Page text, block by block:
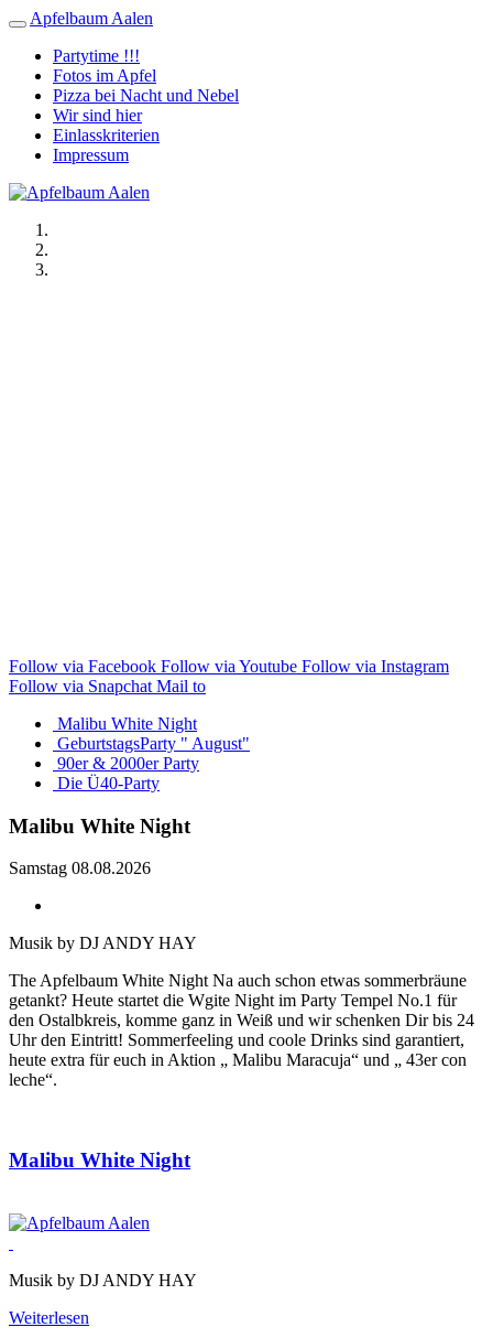
Apfelbaum Aalen
Partytime !!!
Fotos im Apfel
Pizza bei Nacht und Nebel
Wir sind hier
Einlasskriterien
Impressum
Follow via Facebook Follow via Youtube Follow via Instagram
Follow via Snapchat Mail to
Malibu White Night
GeburtstagsParty " August"
90er & 2000er Party
Die Ü40-Party
Malibu White Night
Samstag 08.08.2026
Musik by DJ ANDY HAY
The Apfelbaum White Night Na auch schon etwas sommerbräune
getankt? Heute startet die Wgite Night im Party Tempel No.1 für
den Ostalbkreis, komme ganz in Weiß und wir schenken Dir bis 24
Uhr den Eintritt! Sommerfeeling und coole Drinks sind garantiert,
heute extra für euch in Aktion „ Malibu Maracuja“ und „ 43er con
leche“.
Malibu White Night
Musik by DJ ANDY HAY
Weiterlesen